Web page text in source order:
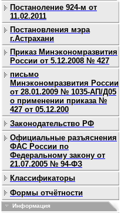
Постаноление 924-м от
11.02.2011
Постановления мэра
г.Астрахани
Приказ Минэкономразвития
России от 5.12.2008 № 427
письмо
Минэкономразвития России
от 28.01.2009 № 1035-АП/Д05
о применении приказа №
427 от 05.12.200
Законодательство РФ
Официальные разъяснения
ФАС России по
Федеральному закону от
21.07.2005 № 94-ФЗ
Классификаторы
Формы отчётности
Информация